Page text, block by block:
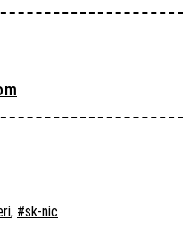
, #sk-nic